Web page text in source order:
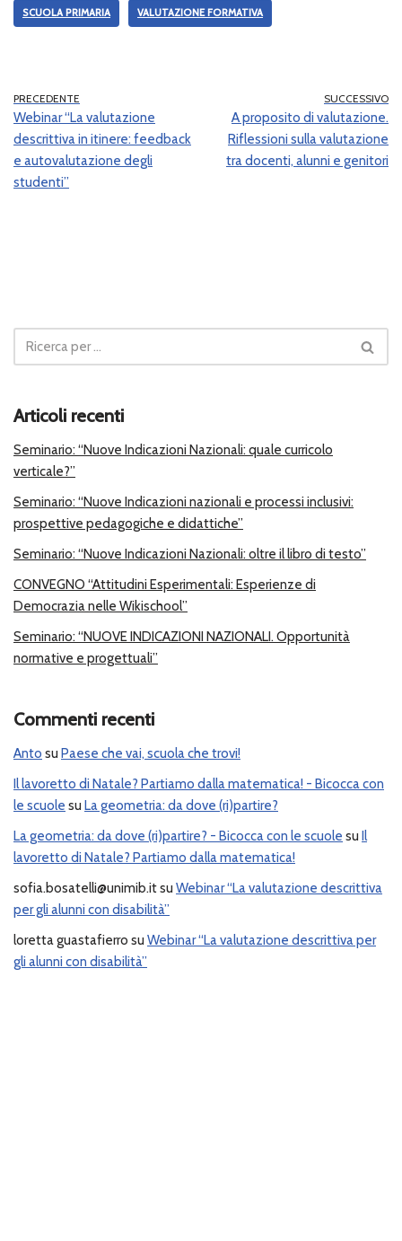
SCUOLA PRIMARIA VALUTAZIONE FORMATIVA
PRECEDENTE
Webinar “La valutazione
descrittiva in itinere: feedback
e autovalutazione degli
studenti”
SUCCESSIVO
A proposito di valutazione.
Riflessioni sulla valutazione
tra docenti, alunni e genitori
Articoli recenti
Seminario: “Nuove Indicazioni Nazionali: quale curricolo
verticale?”
Seminario: “Nuove Indicazioni nazionali e processi inclusivi:
prospettive pedagogiche e didattiche”
Seminario: “Nuove Indicazioni Nazionali: oltre il libro di testo”
CONVEGNO “Attitudini Esperimentali: Esperienze di
Democrazia nelle Wikischool”
Seminario: “NUOVE INDICAZIONI NAZIONALI. Opportunità
normative e progettuali”
Commenti recenti
Anto su Paese che vai, scuola che trovi!
Il lavoretto di Natale? Partiamo dalla matematica! - Bicocca con
le scuole su La geometria: da dove (ri)partire?
La geometria: da dove (ri)partire? - Bicocca con le scuole su Il
lavoretto di Natale? Partiamo dalla matematica!
sofia.bosatelli@unimib.itsu Webinar “La valutazione descrittiva
per gli alunni con disabilità”
loretta guastafierro su Webinar “La valutazione descrittiva per
gli alunni con disabilità”